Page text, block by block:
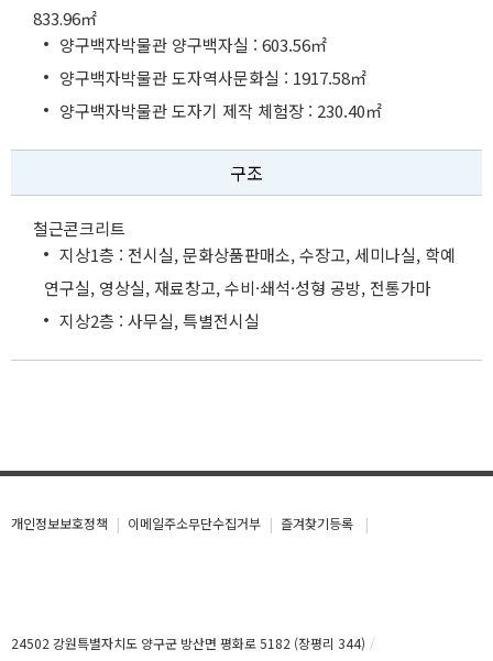
833.96㎡
양구백자박물관 양구백자실 : 603.56㎡
양구백자박물관 도자역사문화실 : 1917.58㎡
양구백자박물관 도자기 제작 체험장 : 230.40㎡
구조
철근콘크리트
지상1층 : 전시실, 문화상품판매소, 수장고, 세미나실, 학예
연구실, 영상실, 재료창고, 수비·쇄석·성형 공방, 전통가마
지상2층 : 사무실, 특별전시실
개인정보보호정책 이메일주소무단수집거부 즐겨찾기등록
24502 강원특별자치도 양구군 방산면 평화로 5182 (장평리 344)